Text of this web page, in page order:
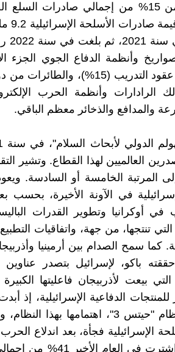
وهو ما مثّل ما يقرب من 15% من إجمالي صادرات
وفي سنة
وأنظمة الدفاع الجوي الجزء
الإسرائيلية (20%)، تليها عقود التدريب
والمدافع والذخائر معظم الباقي.
العالميين لهذا القطاع. وتشير
انتقلت في سنة 2022 إلى المرتبة الخامسة أو
في الآونة الأخيرة، بحسب
أوكرانيا وتطوير القدرات
تنتجها، من جهة، واتفاقيات
باكو، لإسرائيل بتصدر عناوين
بيعت لأذربيجان فاعليتها
الدفاعية الإسرائيلية، إذ
بعد قيام ألمانيا بشراء نظام "حيتس 3"،
الإسرائيلية فجأة، بعد اندلاع
باتت أكبر مشتر لها، إذ اشترت